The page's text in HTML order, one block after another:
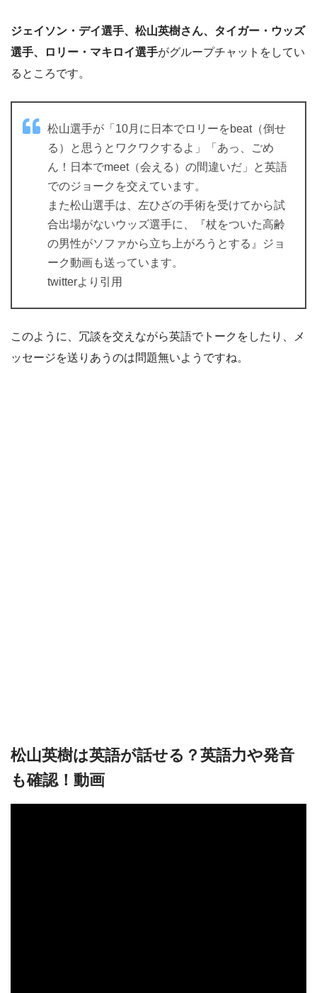
ジェイソン・デイ選手、松山英樹さん、タイガー・ウッズ
選手、ロリー・マキロイ選手がグループチャットをしてい
るところです。
松山選手が「10月に日本でロリーをbeat（倒せ
る）と思うとワクワクするよ」「あっ、ごめ
ん！日本でmeet（会える）の間違いだ」と英語
でのジョークを交えています。
また松山選手は、左ひざの手術を受けてから試
合出場がないウッズ選手に、『杖をついた高齢
の男性がソファから立ち上がろうとする』ジョ
ーク動画も送っています。
twitterより引用
このように、冗談を交えながら英語でトークをしたり、メ
ッセージを送りあうのは問題無いようですね。
松山英樹は英語が話せる？英語力や発音
も確認！動画